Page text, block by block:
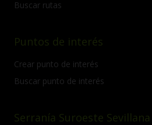
Buscar rutas
Puntos de interés
Crear punto de interés
Buscar punto de interés
Serranía Suroeste Sevillana